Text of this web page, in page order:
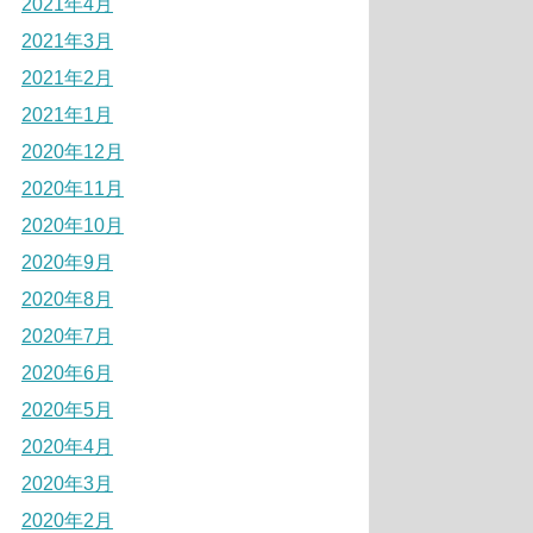
2021年4月
2021年3月
2021年2月
2021年1月
2020年12月
2020年11月
2020年10月
2020年9月
2020年8月
2020年7月
2020年6月
2020年5月
2020年4月
2020年3月
2020年2月